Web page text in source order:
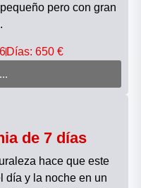
pero con gran
Días: 650 €
de 7 días
hace que este
día y la noche en un